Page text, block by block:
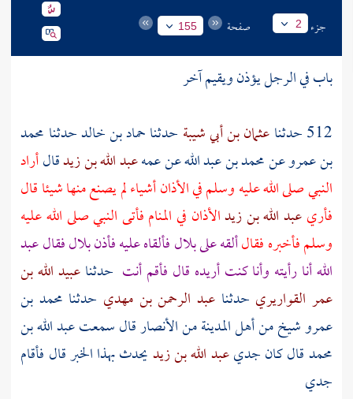
جزء 2 صفحة 155
باب في الرجل يؤذن ويقيم آخر
512 حدثنا
عثمان بن أبي شيبة حدثناحماد بن خالدحدثنا محمد
بن عمروعنمحمد بن عبد اللهعن عمهعبد الله بن زيدقالأراد
النبي صلى الله عليه وسلم في الأذان أشياء لم يصنع منها شيئا قال
فأريعبد الله بن زيدالأذان في المنام فأتى النبي صلى الله عليه
وسلم فأخبره فقالألقه علىبلالفألقاه عليه فأذنبلالفقالعبد
اللهأنا رأيته وأنا كنت أريده قال فأقم أنت حدثناعبيد الله بن
عمر القواريري حدثناعبد الرحمن بن مهدي حدثنا محمد بن
عمروشيخ من أهلالمدينةمنالأنصارقال سمعتعبد الله بن
محمدقال كان جديعبد الله بن زيديحدث بهذا الخبر قال فأقام
جدي